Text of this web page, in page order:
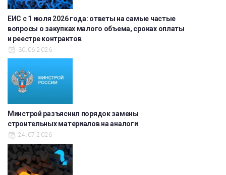
ЕИС с 1 июля 2026 года: ответы на самые частые
вопросы о закупках малого объема, сроках оплаты
и реестре контрактов
30.06.2026
Минстрой разъяснил порядок замены
строительных материалов на аналоги
24.07.2026